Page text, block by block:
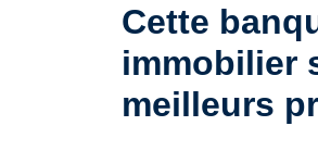
Cette
immobilier
meilleurs